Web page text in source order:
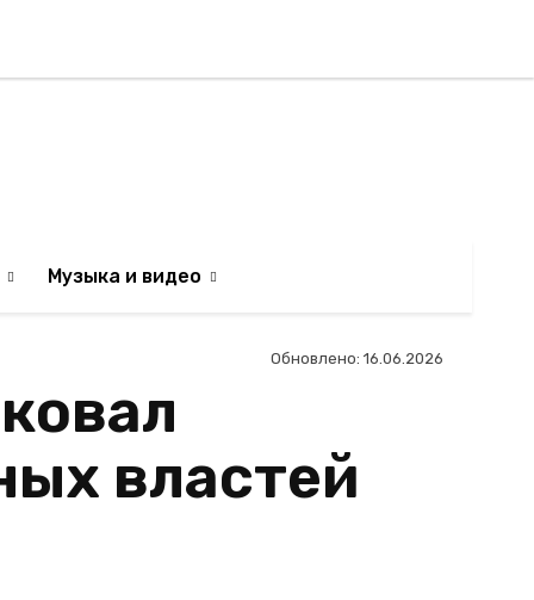
Музыка и видео
Обновлено: 16.06.2026
властей